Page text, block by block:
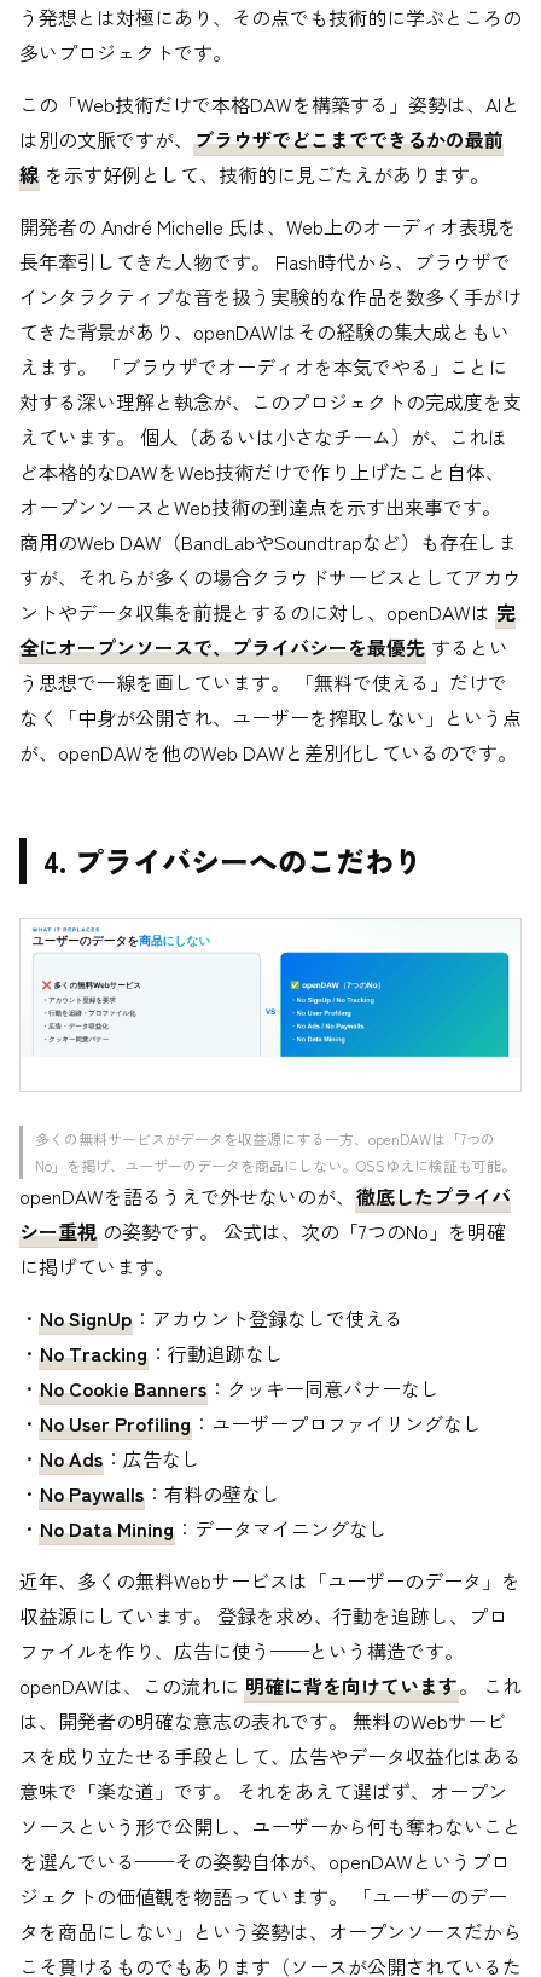
う発想とは対極にあり、その点でも技術的に学ぶところの
多いプロジェクトです。
この「Web技術だけで本格DAWを構築する」姿勢は、AIと
は別の文脈ですが、 ブラウザでどこまでできるかの最前
線 を示す好例として、技術的に見ごたえがあります。
開発者の André Michelle 氏は、Web上のオーディオ表現を
長年牽引してきた人物です。 Flash時代から、ブラウザで
インタラクティブな音を扱う実験的な作品を数多く手がけ
てきた背景があり、openDAWはその経験の集大成ともい
えます。 「ブラウザでオーディオを本気でやる」ことに
対する深い理解と執念が、このプロジェクトの完成度を支
えています。 個人（あるいは小さなチーム）が、これほ
ど本格的なDAWをWeb技術だけで作り上げたこと自体、
オープンソースとWeb技術の到達点を示す出来事です。
商用のWeb DAW（BandLabやSoundtrapなど）も存在しま
すが、それらが多くの場合クラウドサービスとしてアカウ
ントやデータ収集を前提とするのに対し、openDAWは 完
全にオープンソースで、プライバシーを最優先 するとい
う思想で一線を画しています。 「無料で使える」だけで
なく「中身が公開され、ユーザーを搾取しない」という点
が、openDAWを他のWeb DAWと差別化しているのです。
4. プライバシーへのこだわり
多くの無料サービスがデータを収益源にする一方、openDAWは「7つの
No」を掲げ、ユーザーのデータを商品にしない。OSSゆえに検証も可能。
openDAWを語るうえで外せないのが、 徹底したプライバ
シー重視 の姿勢です。 公式は、次の「7つのNo」を明確
に掲げています。
・ No SignUp ：アカウント登録なしで使える
・ No Tracking ：行動追跡なし
・ No Cookie Banners ：クッキー同意バナーなし
・ No User Profiling ：ユーザープロファイリングなし
・ No Ads ：広告なし
・ No Paywalls ：有料の壁なし
・ No Data Mining ：データマイニングなし
近年、多くの無料Webサービスは「ユーザーのデータ」を
収益源にしています。 登録を求め、行動を追跡し、プロ
ファイルを作り、広告に使う——という構造です。
openDAWは、この流れに 明確に背を向けています。 これ
は、開発者の明確な意志の表れです。 無料のWebサービ
スを成り立たせる手段として、広告やデータ収益化はある
意味で「楽な道」です。 それをあえて選ばず、オープン
ソースという形で公開し、ユーザーから何も奪わないこと
を選んでいる——その姿勢自体が、openDAWというプロ
ジェクトの価値観を物語っています。 「ユーザーのデー
タを商品にしない」という姿勢は、オープンソースだから
こそ貫けるものでもあります（ソースが公開されているた